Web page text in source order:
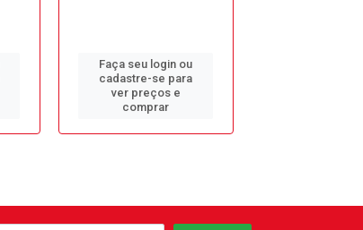
Faça seu login ou
cadastre-se para
ver preços e
comprar